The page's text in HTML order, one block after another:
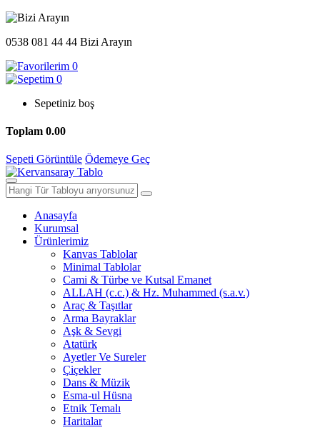
0538 081 44 44 Bizi Arayın
0
0
Sepetiniz boş
Toplam 0.00
Sepeti Görüntüle Ödemeye Geç
Anasayfa
Kurumsal
Ürünlerimiz
Kanvas Tablolar
Minimal Tablolar
Cami & Türbe ve Kutsal Emanet
ALLAH (c.c.) & Hz. Muhammed (s.a.v.)
Araç & Taşıtlar
Arma Bayraklar
Aşk & Sevgi
Atatürk
Ayetler Ve Sureler
Çiçekler
Dans & Müzik
Esma-ul Hüsna
Etnik Temalı
Haritalar